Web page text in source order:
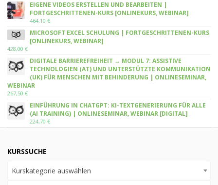
EIGENE VIDEOS ERSTELLEN UND BEARBEITEN |
FORTGESCHRITTENEN-KURS [ONLINEKURS, WEBINAR]
464,10 €
MICROSOFT EXCEL SCHULUNG | FORTGESCHRITTENEN-KURS
[ONLINEKURS, WEBINAR]
428,00 €
DIGITALE BARRIEREFREIHEIT → MODUL 7: ASSISTIVE
TECHNOLOGIEN (AT) UND UNTERSTÜTZTE KOMMUNIKATION
(UK) FÜR MENSCHEN MIT BEHINDERUNG | ONLINESEMINAR,
WEBINAR
267,50 €
EINFÜHRUNG IN CHATGPT: KI-TEXTGENERIERUNG FÜR ALLE
(AI TRAINING) | ONLINESEMINAR, WEBINAR [DIGITAL]
224,70 €
KURSSUCHE
Kurskategorie auswählen